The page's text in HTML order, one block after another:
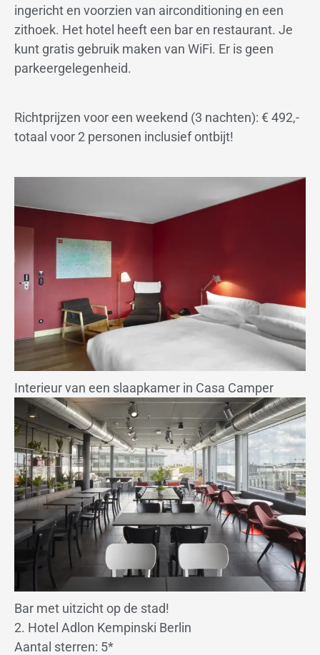
ingericht en voorzien van airconditioning en een
zithoek. Het hotel heeft een bar en restaurant. Je
kunt gratis gebruik maken van WiFi. Er is geen
parkeergelegenheid.
Richtprijzen voor een weekend (3 nachten): € 492,-
totaal voor 2 personen inclusief ontbijt!
Interieur van een slaapkamer in Casa Camper
Bar met uitzicht op de stad!
2. Hotel Adlon Kempinski Berlin
Aantal sterren: 5*